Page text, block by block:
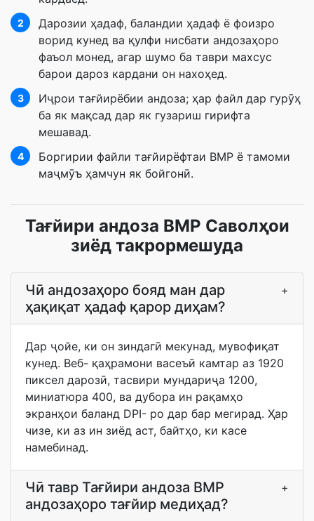
2
Дарозии ҳадаф, баландии ҳадаф ё фоизро
ворид кунед ва қулфи нисбати андозаҳоро
фаъол монед, агар шумо ба таври махсус
барои дароз кардани он нахоҳед.
3
Иҷрои тағйирёбии андоза; ҳар файл дар гурӯҳ
ба як мақсад дар як гузариш гирифта
мешавад.
4
Боргирии файли тағйирёфтаи BMP ё тамоми
маҷмӯъ ҳамчун як бойгонӣ.
Тағйири андоза BMP Саволҳои
зиёд такрормешуда
Чӣ андозаҳоро бояд ман дар
ҳақиқат ҳадаф қарор диҳам?
+
Дар ҷойе, ки он зиндагӣ мекунад, мувофиқат
кунед. Веб- қаҳрамони васеъӣ камтар аз 1920
пиксел дарозӣ, тасвири мундариҷа 1200,
миниатюра 400, ва дубора ин рақамҳо
экранҳои баланд DPI- ро дар бар мегирад. Ҳар
чизе, ки аз ин зиёд аст, байтҳо, ки касе
намебинад.
Чӣ тавр Тағйири андоза BMP
андозаҳоро тағйир медиҳад?
+